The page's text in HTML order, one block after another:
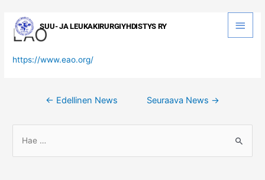
sisältöön
EAO
https://www.eao.org/
Artikkelien
← Edellinen News Seuraava News →